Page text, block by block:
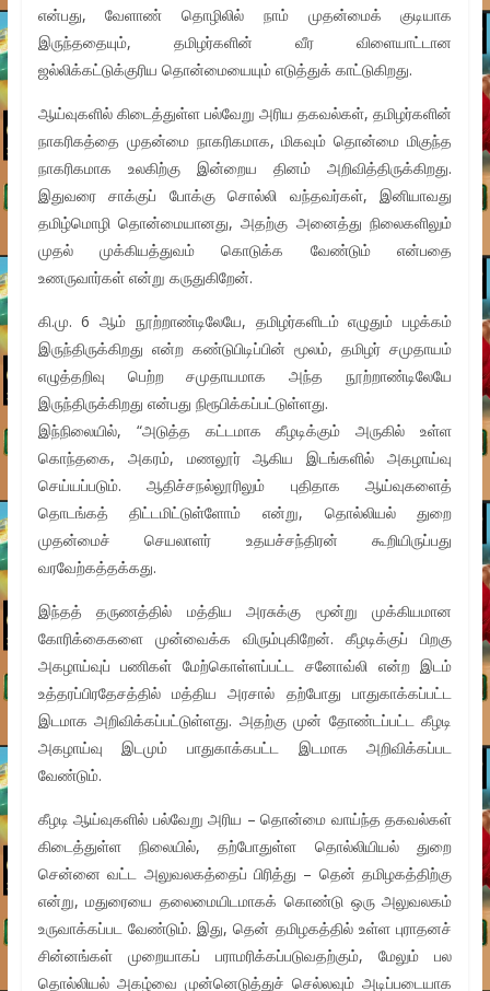
என்பது, வேளாண் தொழிலில் நாம் முதன்மைக் குடியாக
இருந்ததையும், தமிழர்களின் வீர விளையாட்டான
ஜல்லிக்கட்டுக்குரிய தொன்மையையும் எடுத்துக் காட்டுகிறது.
ஆய்வுகளில் கிடைத்துள்ள பல்வேறு அரிய தகவல்கள், தமிழர்களின்
நாகரிகத்தை முதன்மை நாகரிகமாக, மிகவும் தொன்மை மிகுந்த
நாகரிகமாக உலகிற்கு இன்றைய தினம் அறிவித்திருக்கிறது.
இதுவரை சாக்குப் போக்கு சொல்லி வந்தவர்கள், இனியாவது
தமிழ்மொழி தொன்மையானது, அதற்கு அனைத்து நிலைகளிலும்
முதல் முக்கியத்துவம் கொடுக்க வேண்டும் என்பதை
உணருவார்கள் என்று கருதுகிறேன்.
கி.மு. 6 ஆம் நூற்றாண்டிலேயே, தமிழர்களிடம் எழுதும் பழக்கம்
இருந்திருக்கிறது என்ற கண்டுபிடிப்பின் மூலம், தமிழர் சமுதாயம்
எழுத்தறிவு பெற்ற சமுதாயமாக அந்த நூற்றாண்டிலேயே
இருந்திருக்கிறது என்பது நிரூபிக்கப்பட்டுள்ளது.
இந்நிலையில், “அடுத்த கட்டமாக கீழடிக்கும் அருகில் உள்ள
கொந்தகை, அகரம், மணலூர் ஆகிய இடங்களில் அகழாய்வு
செய்யப்படும். ஆதிச்சநல்லூரிலும் புதிதாக ஆய்வுகளைத்
தொடங்கத் திட்டமிட்டுள்ளோம் என்று, தொல்லியல் துறை
முதன்மைச் செயலாளர் உதயச்சந்திரன் கூறியிருப்பது
வரவேற்கத்தக்கது.
இந்தத் தருணத்தில் மத்திய அரசுக்கு மூன்று முக்கியமான
கோரிக்கைகளை முன்வைக்க விரும்புகிறேன். கீழடிக்குப் பிறகு
அகழாய்வுப் பணிகள் மேற்கொள்ளப்பட்ட சனோவ்லி என்ற இடம்
உத்தரப்பிரதேசத்தில் மத்திய அரசால் தற்போது பாதுகாக்கப்பட்ட
இடமாக அறிவிக்கப்பட்டுள்ளது. அதற்கு முன் தோண்டப்பட்ட கீழடி
அகழாய்வு இடமும் பாதுகாக்கபட்ட இடமாக அறிவிக்கப்பட
வேண்டும்.
கீழடி ஆய்வுகளில் பல்வேறு அரிய – தொன்மை வாய்ந்த தகவல்கள்
கிடைத்துள்ள நிலையில், தற்போதுள்ள தொல்லியியல் துறை
சென்னை வட்ட அலுவலகத்தைப் பிரித்து – தென் தமிழகத்திற்கு
என்று, மதுரையை தலைமையிடமாகக் கொண்டு ஒரு அலுவலகம்
உருவாக்கப்பட வேண்டும். இது, தென் தமிழகத்தில் உள்ள புராதனச்
சின்னங்கள் முறையாகப் பராமரிக்கப்படுவதற்கும், மேலும் பல
தொல்லியல் அகழ்வை முன்னெடுத்துச் செல்லவும் அடிப்படையாக